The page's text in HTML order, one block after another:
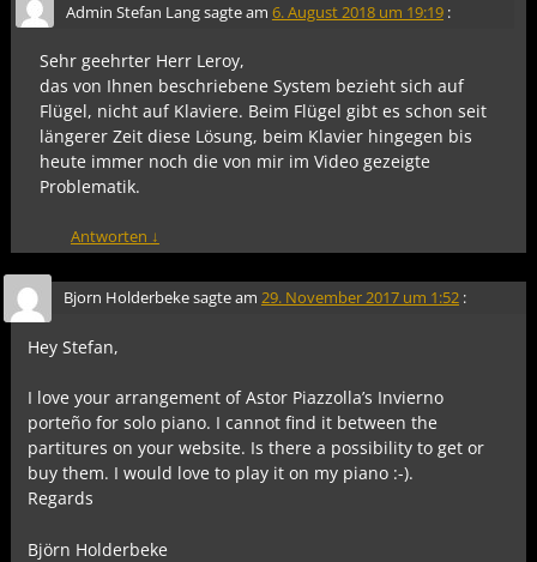
Admin Stefan Langsagte am 6. August 2018 um 19:19 :
Sehr geehrter Herr Leroy,
das von Ihnen beschriebene System bezieht sich auf
Flügel, nicht auf Klaviere. Beim Flügel gibt es schon seit
längerer Zeit diese Lösung, beim Klavier hingegen bis
heute immer noch die von mir im Video gezeigte
Problematik.
Antworten ↓
Bjorn Holderbekesagte am 29. November 2017 um 1:52 :
Hey Stefan,
I love your arrangement of Astor Piazzolla’s Invierno
porteño for solo piano. I cannot find it between the
partitures on your website. Is there a possibility to get or
buy them. I would love to play it on my piano :-).
Regards
Björn Holderbeke